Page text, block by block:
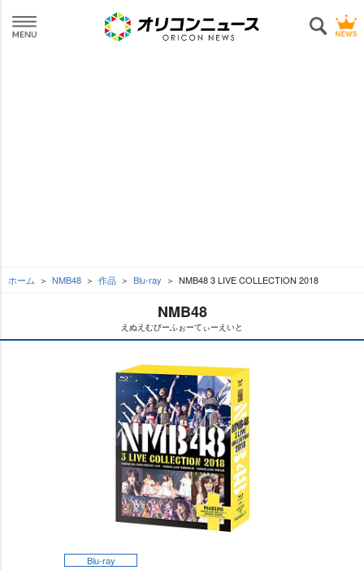
ホーム NMB48 作品 Blu-ray NMB48 3 LIVE COLLECTION 2018
NMB48
えぬえむびーふぉーてぃーえいと
Blu-ray